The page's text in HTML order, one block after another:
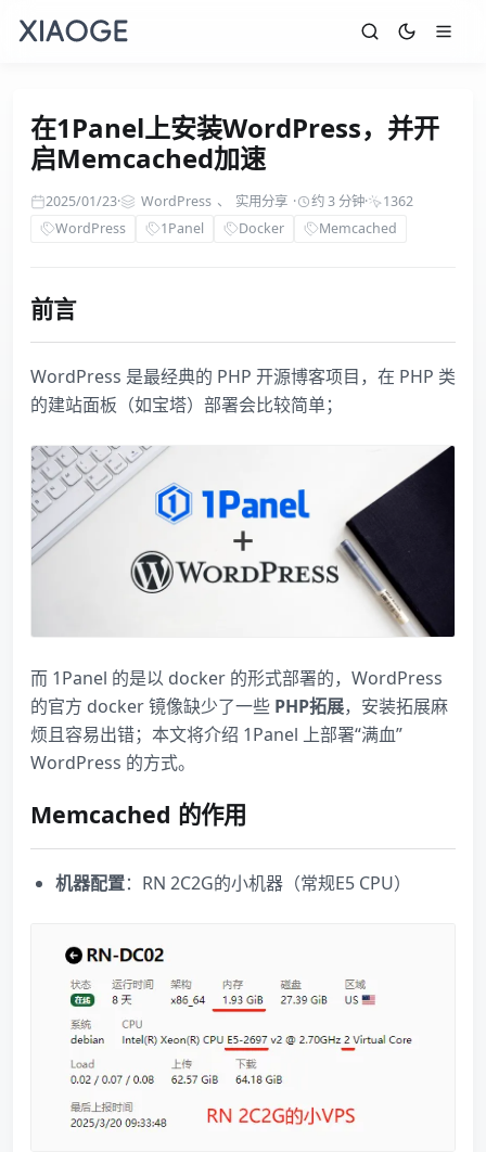
在1Panel上安装WordPress，并开
启Memcached加速
2025/01/23· WordPress 、 实用分享 · 约 3 分钟·
1362
WordPress
1Panel Docker Memcached
前言
WordPress 是最经典的 PHP 开源博客项目，在 PHP 类
的建站面板（如宝塔）部署会比较简单；
而 1Panel 的是以 docker 的形式部署的，WordPress
的官方 docker 镜像缺少了一些 PHP拓展，安装拓展麻
烦且容易出错；本文将介绍 1Panel 上部署“满血”
WordPress 的方式。
Memcached 的作用
机器配置：RN 2C2G的小机器（常规E5 CPU）